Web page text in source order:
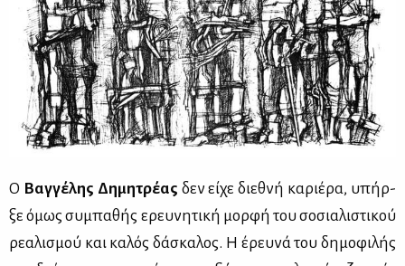
Ο Βαγ­γέ­λης Δη­μη­τρέ­ας δεν εί­χε διε­θνή κα­ριέ­ρα, υπήρ­
ξε όμως συ­μπα­θής ερευ­νη­τι­κή μορ­φή του σο­σια­λι­στι­κού
ρε­α­λι­σμού και κα­λός δά­σκα­λος. Η έρευ­νά του δη­μο­φι­λής